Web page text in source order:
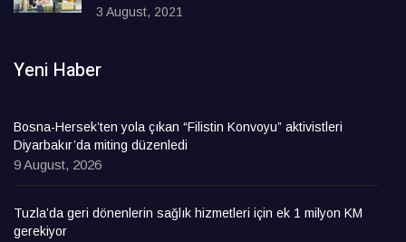
3 August, 2021
Yeni Haber
Bosna-Hersek’ten yola çıkan “Filistin Konvoyu” aktivistleri
Diyarbakır’da miting düzenledi
9 August, 2026
Tuzla’da geri dönenlerin sağlık hizmetleri için ek 1 milyon KM
gerekiyor